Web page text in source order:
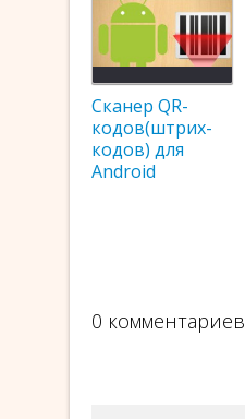
Сканер QR-
кодов(штрих-
кодов) для
Android
0 комментариев